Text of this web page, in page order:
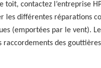
contactez l’entreprise
les différentes réparations
(emportées par le vent).
des